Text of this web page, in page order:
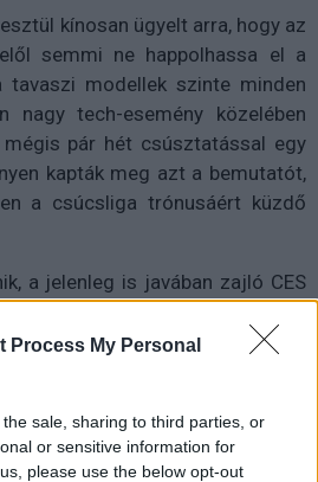
Process My Personal
sale, sharing to third parties, or
or sensitive information for
please use the below opt-out
kínosan ügyelt arra, hogy az
semmi ne happolhassa el a
tavaszi modellek szinte minden
nagy tech-esemény közelében
mégis pár hét csúsztatással egy
kapták meg azt a bemutatót,
a csúcsliga trónusáért küzdő
a jelenleg is javában zajló CES
a showt a dél-koreai gyártó,
tagjairól már év elején
jól eltaláltak mindent, de
rejt a Galaxy S21 széria!